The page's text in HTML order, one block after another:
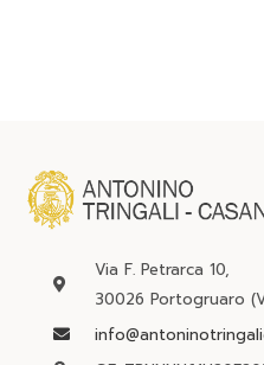
Via F. Petrarca 10,
30026 Portogruaro